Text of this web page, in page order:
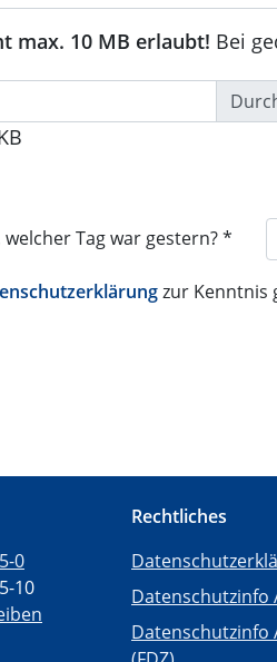
max. 10 MB erlaubt! Bei
Tag war gestern? *
zur Kenntnis
0
10
Rechtliches
Datenschutzinfo
Datenschutzinfo